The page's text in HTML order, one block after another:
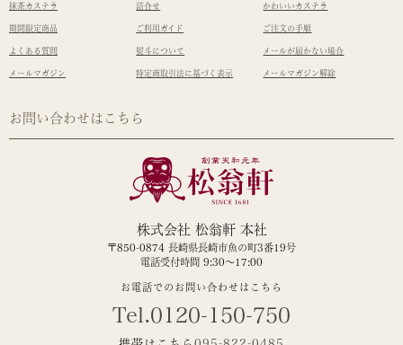
抹茶カステラ 詰合せ かわいいカステラ
期間限定商品 ご利用ガイド ご注文の手順
よくある質問 熨斗について メールが届かない場合
メールマガジン 特定商取引法に基づく表示 メールマガジン解除
お問い合わせはこちら
株式会社 松翁軒 本社
〒850-0874 長崎県長崎市魚の町3番19号
電話受付時間 9:30～17:00
お電話でのお問い合わせはこちら
Tel.0120-150-750